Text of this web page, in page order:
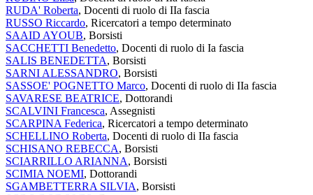
RUDA' Roberta, Docenti di ruolo di IIa fascia
RUSSO Riccardo, Ricercatori a tempo determinato
SAAID AYOUB, Borsisti
SACCHETTI Benedetto, Docenti di ruolo di Ia fascia
SALIS BENEDETTA, Borsisti
SARNI ALESSANDRO, Borsisti
SASSOE' POGNETTO Marco, Docenti di ruolo di IIa fascia
SAVARESE BEATRICE, Dottorandi
SCALVINI Francesca, Assegnisti
SCARPINA Federica, Ricercatori a tempo determinato
SCHELLINO Roberta, Docenti di ruolo di IIa fascia
SCHISANO REBECCA, Borsisti
SCIARRILLO ARIANNA, Borsisti
SCIMIA NOEMI, Dottorandi
SGAMBETTERRA SILVIA, Borsisti